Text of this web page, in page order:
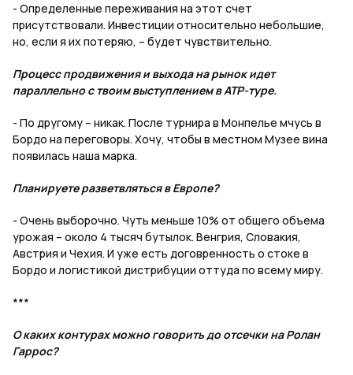
- Определенные переживания на этот счет
присутствовали. Инвестиции относительно небольшие,
но, если я их потеряю, – будет чувствительно.
Процесс продвижения и выхода на рынок идет
параллельно с твоим выступлением в АТР-туре.
- По другому – никак. После турнира в Монпелье мчусь в
Бордо на переговоры. Хочу, чтобы в местном Музее вина
появилась наша марка.
Планируете разветвляться в Европе?
- Очень выборочно. Чуть меньше 10% от общего объема
урожая – около 4 тысяч бутылок. Венгрия, Словакия,
Австрия и Чехия. И уже есть договренность о стоке в
Бордо и логистикой дистрибуции оттуда по всему миру.
***
О каких контурах можно говорить до отсечки на Ролан
Гаррос?